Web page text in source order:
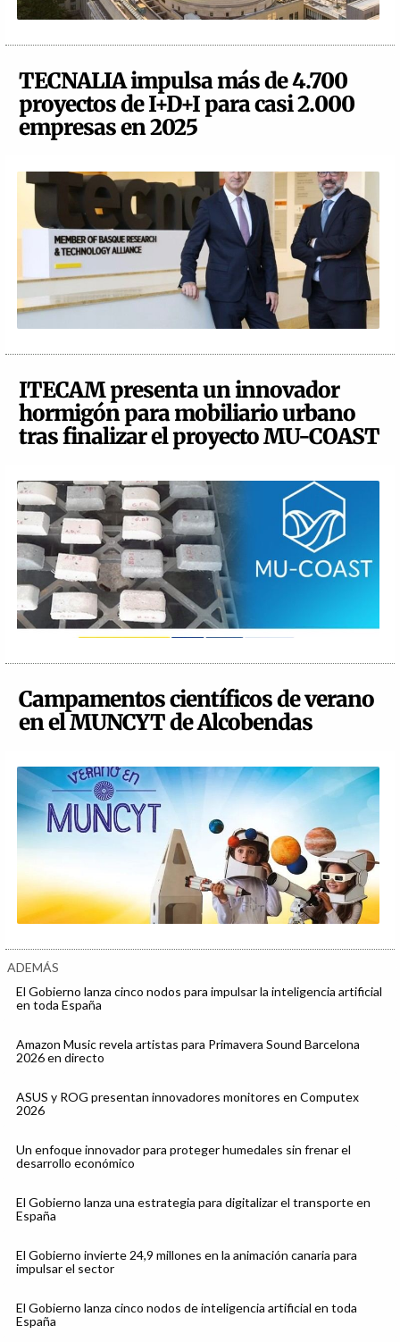
TECNALIA impulsa más de 4.700
proyectos de I+D+I para casi 2.000
empresas en 2025
ITECAM presenta un innovador
hormigón para mobiliario urbano
tras finalizar el proyecto MU-COAST
Campamentos científicos de verano
en el MUNCYT de Alcobendas
ADEMÁS
El Gobierno lanza cinco nodos para impulsar la inteligencia artificial
en toda España
Amazon Music revela artistas para Primavera Sound Barcelona
2026 en directo
ASUS y ROG presentan innovadores monitores en Computex
2026
Un enfoque innovador para proteger humedales sin frenar el
desarrollo económico
El Gobierno lanza una estrategia para digitalizar el transporte en
España
El Gobierno invierte 24,9 millones en la animación canaria para
impulsar el sector
El Gobierno lanza cinco nodos de inteligencia artificial en toda
España